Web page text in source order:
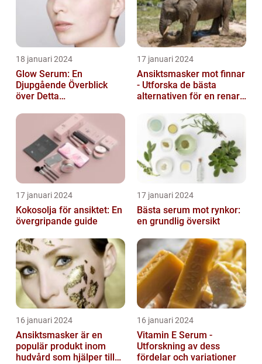
18 januari 2024
Glow Serum: En
Djupgående Överblick
över Detta
17 januari 2024
Ansiktsmasker mot finnar
- Utforska de bästa
alternativen för en renare
17 januari 2024
Kokosolja för ansiktet: En
övergripande guide
17 januari 2024
Bästa serum mot rynkor:
en grundlig översikt
16 januari 2024
Ansiktsmasker är en
populär produkt inom
hudvård som hjälper till
16 januari 2024
Vitamin E Serum -
Utforskning av dess
fördelar och variationer